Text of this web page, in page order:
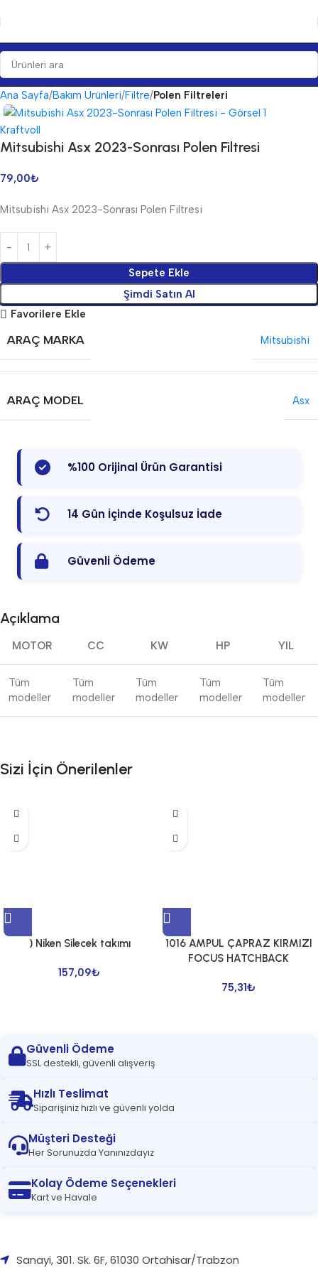
Ana Sayfa Bakım Ürünleri Filtre Polen Filtreleri
Kraftvoll
Mitsubishi Asx 2023-Sonrası Polen Filtresi
79,00₺
Mitsubishi Asx 2023-Sonrası Polen Filtresi
Sepete Ekle
Şimdi Satın Al
Favorilere Ekle
ARAÇ MARKA Mitsubishi
ARAÇ MODEL Asx
%100 Orijinal Ürün Garantisi
14 Gün İçinde Koşulsuz İade
Güvenli Ödeme
Açıklama
MOTOR CC KW HP YIL
Tüm
modeller
Tüm
modeller
Tüm
modeller
Tüm
modeller
Tüm
modeller
Sizi İçin Önerilenler
) Niken Silecek takımı
157,09₺
1016 AMPUL ÇAPRAZ KIRMIZI
FOCUS HATCHBACK
75,31₺
Güvenli Ödeme
SSL destekli, güvenli alışveriş
Hızlı Teslimat
Siparişiniz hızlı ve güvenli yolda
Müşteri Desteği
Her Sorunuzda Yanınızdayız
Kolay Ödeme Seçenekleri
Kart ve Havale
Sanayi, 301. Sk. 6F, 61030 Ortahisar/Trabzon